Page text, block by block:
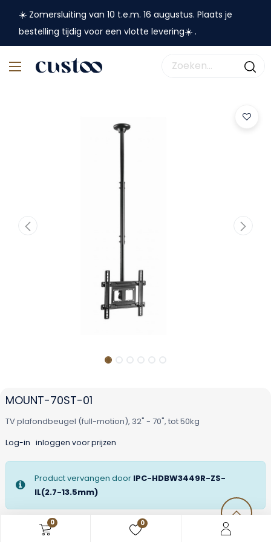
0 0
☀️ Zomersluiting van 10 t.e.m. 16 augustus. Plaats je
bestelling tijdig voor een vlotte levering☀️ .
MOUNT-70ST-01
TV plafondbeugel (full-motion), 32" - 70", tot 50kg
Log-in inloggen voor prijzen
Product vervangen door IPC-HDBW3449R-ZS-
IL(2.7-13.5mm)